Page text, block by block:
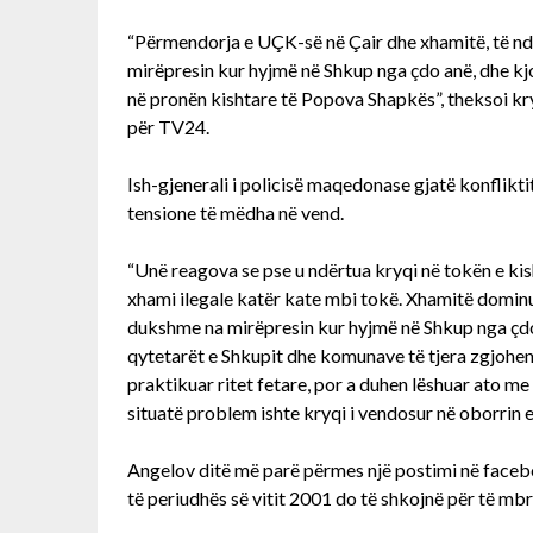
“Përmendorja e UÇK-së në Çair dhe xhamitë, të
mirëpresin kur hyjmë në Shkup nga çdo anë, dhe
në pronën kishtare të Popova Shapkës”, theksoi
për TV24.
Ish-gjenerali i policisë maqedonase gjatë
tensione të mëdha në vend.
“Unë reagova se pse u ndërtua kryqi në tokën e
xhami ilegale katër kate mbi tokë. Xhamitë
dukshme na mirëpresin kur hyjmë në Shkup nga
qytetarët e Shkupit dhe komunave të tjera
praktikuar ritet fetare, por a duhen lëshuar ato
situatë problem ishte kryqi i vendosur në oborrin
Angelov ditë më parë përmes një postimi në
të periudhës së vitit 2001 do të shkojnë për të